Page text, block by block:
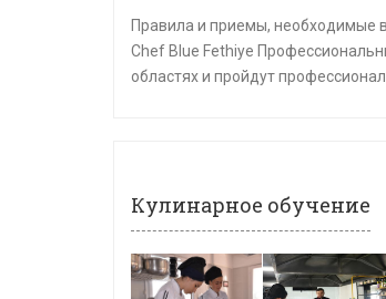
Правила и приемы, необходимые
Chef Blue Fethiye
областях и пройдут
Кулинарное обучение